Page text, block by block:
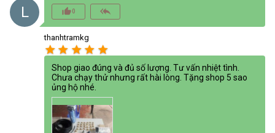
L thumb_up_alt0 reply_all
thanhtramkg
star star star star star
Shop giao đúng và đủ số lượng. Tư vấn nhiệt tình.
Chưa chạy thử nhưng rất hài lòng. Tặng shop 5 sao
ủng hộ nhé.